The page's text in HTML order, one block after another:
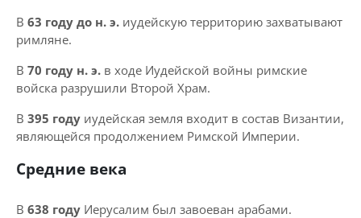
В 63 году до н. э. иудейскую территорию захватывают
римляне.
В 70 году н. э. в ходе Иудейской войны римские
войска разрушили Второй Храм.
В 395 году иудейская земля входит в состав Византии,
являющейся продолжением Римской Империи.
Средние века
В 638 году Иерусалим был завоеван арабами.